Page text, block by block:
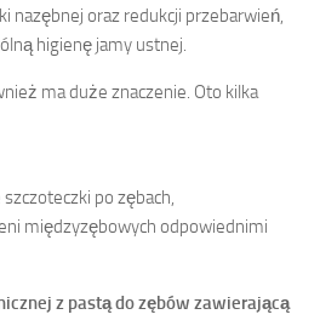
nazębnej oraz redukcji przebarwień,
higienę jamy ustnej.
ma duże znaczenie. Oto kilka
po zębach,
międzyzębowych odpowiednimi
z pastą do zębów zawierającą